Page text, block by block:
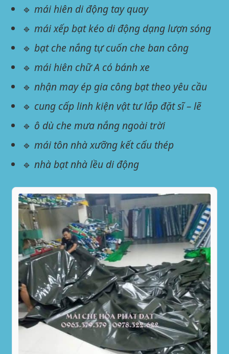
🔹 mái hiên di động tay quay
🔹 mái xếp bạt kéo di động dạng lượn sóng
🔹 bạt che nắng tự cuốn che ban công
🔹 mái hiên chữ A có bánh xe
🔹 nhận may ép gia công bạt theo yêu cầu
🔹 cung cấp linh kiện vật tư lắp đặt sĩ – lẽ
🔹 ô dù che mưa nắng ngoài trời
🔹 mái tôn nhà xưỡng kết cấu thép
🔹 nhà bạt nhà lều di động